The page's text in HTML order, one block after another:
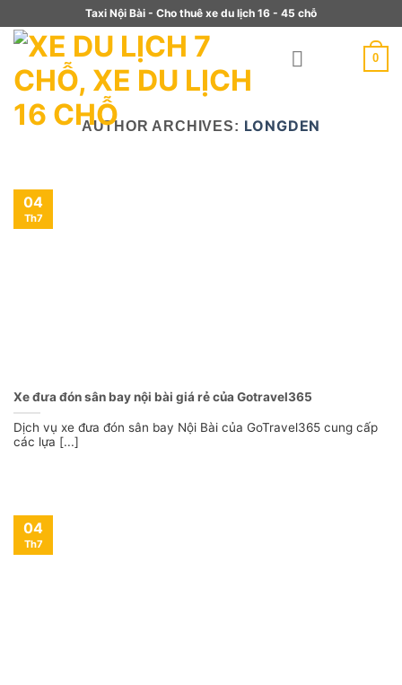
Taxi Nội Bài - Cho thuê xe du lịch 16 - 45 chỗ
0
AUTHOR ARCHIVES: LONGDEN
Xe đưa đón sân bay nội bài giá rẻ của Gotravel365
Dịch vụ xe đưa đón sân bay Nội Bài của GoTravel365 cung cấp
các lựa [...]
04
Th7
04
Th7